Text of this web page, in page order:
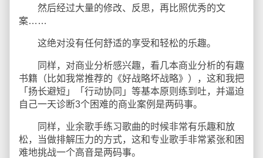
然后经过大量的修改、反思，再比照优秀的文
案……
这绝对没有任何舒适的享受和轻松的乐趣。
同样，对商业分析感兴趣，看几本商业分析的有趣
书籍（比如我常推荐的《好战略坏战略》），这和我把
「扬长避短」「行动协同」等基本原则练到吐，并逼迫
自己一天诊断3个困难的商业案例是两码事。
同样，业余歌手练习歌曲的时候非常有乐趣和放
松，当做排解压力的方式，这和专业歌手非常紧张和困
难地挑战一个高音是两码事。